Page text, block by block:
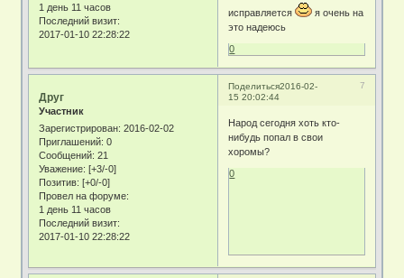
1 день 11 часов
Последний визит:
2017-01-10 22:28:22
исправляется
я очень на
это надеюсь
0
Поделиться 7
2016-02-
15 20:02:44
Друг
Участник
Зарегистрирован: 2016-02-02
Приглашений: 0
Сообщений: 21
Уважение: [+3/-0]
Позитив: [+0/-0]
Провел на форуме:
1 день 11 часов
Последний визит:
2017-01-10 22:28:22
Народ сегодня хоть кто-
нибудь попал в свои
хоромы?
0